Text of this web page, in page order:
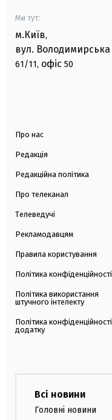
Ми тут:
м.Київ,
вул. Володимирська
61/11, офіс 50
Про нас
Редакція
Редакційна політика
Про телеканал
Телеведучі
Рекламодавцям
Правила користування
Політика конфіденційності
Політика використання
штучного інтелекту
Політика конфіденційності
додатку
Всі новини
Головні новини